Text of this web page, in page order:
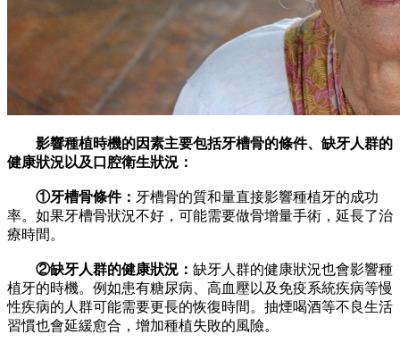
影響種植時機的因素主要包括牙槽骨的條件、缺牙人群的
健康狀況以及口腔衛生狀況：
①牙槽骨條件： 牙槽骨的質和量直接影響種植牙的成功
率。如果牙槽骨狀況不好，可能需要做骨增量手術，延長了治
療時間。
②缺牙人群的健康狀況： 缺牙人群的健康狀況也會影響種
植牙的時機。例如患有糖尿病、高血壓以及免疫系統疾病等慢
性疾病的人群可能需要更長的恢復時間。抽煙喝酒等不良生活
習慣也會延緩愈合，增加種植失敗的風險。